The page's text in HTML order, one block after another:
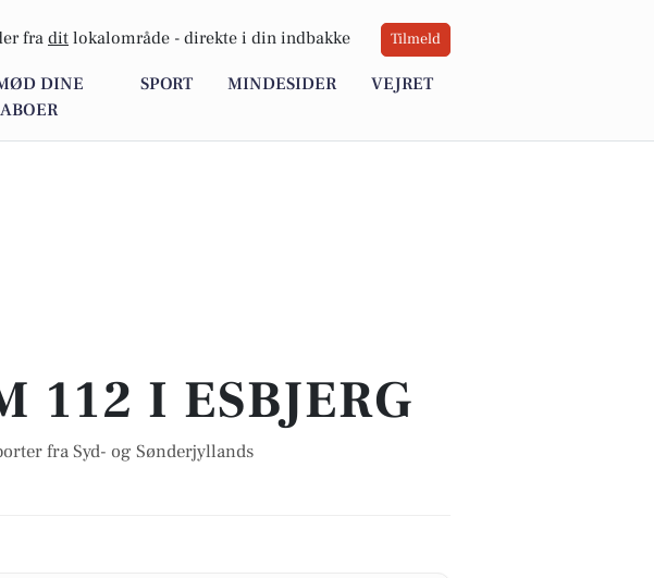
fra dit lokalområde - direkte i din indbakke Tilmeld
DINE
SPORT MINDESIDER VEJRET
112 I ESBJERG
fra Syd- og Sønderjyllands